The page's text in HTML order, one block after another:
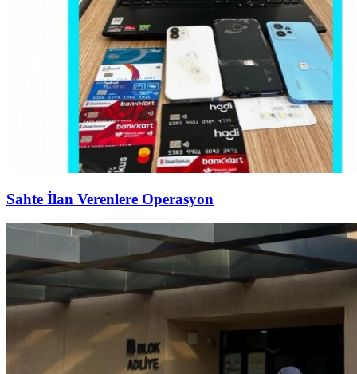
Sahte İlan Verenlere Operasyon